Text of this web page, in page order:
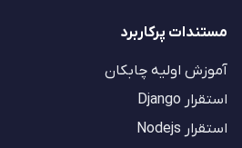
مستندات پرکاربرد
آموزش اولیه چابکان
استقرار Django
استقرار Nodejs